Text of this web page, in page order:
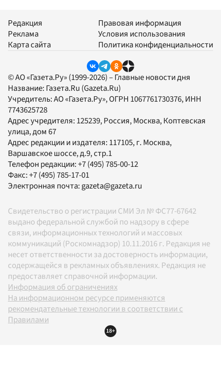
Редакция
Реклама
Карта сайта
Правовая информация
Условия использования
Политика конфиденциальности
© АО «Газета.Ру» (1999-2026) – Главные новости дня
Название: Газета.Ru (Gazeta.Ru)
Учредитель:АО «Газета.Ру», ОГРН 1067761730376, ИНН
7743625728
Адрес учредителя: 125239, Россия, Москва, Коптевская
улица, дом 67
Адрес редакции и издателя: 117105, г. Москва,
Варшавское шоссе, д.9, стр.1
Телефон редакции:+7 (495) 785-00-12
Факс:+7 (495) 785-17-01
Электронная почта: gazeta@gazeta.ru
Свидетельство о регистрации СМИ Эл № ФС77-67642
выдано федеральной службой по надзору в сфере
связи, информационных технологий и массовых
коммуникаций (Роскомнадзор) 10.11.2016 г. Редакция не
несет ответственности за достоверность информации,
содержащейся в рекламных объявлениях. Редакция не
предоставляет справочной информации.
Информация об ограничениях
На информационном ресурсе применяются
рекомендательные технологии в соответствии с
Правилами
18+